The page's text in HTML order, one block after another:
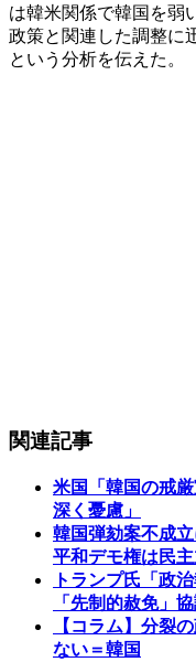
は韓米関係で韓国を弱
政策と関連した調整に
という分析を伝えた。
関連記事
米国「韓国の戒
深く憂慮」
韓国弾劾案不成
平和デモ権は民主
トランプ氏「政
「先制的赦免」
【コラム】分裂
ない＝韓国